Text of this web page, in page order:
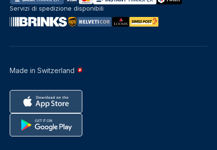
Made in Switzerland
Servizi di spedizione disponibili